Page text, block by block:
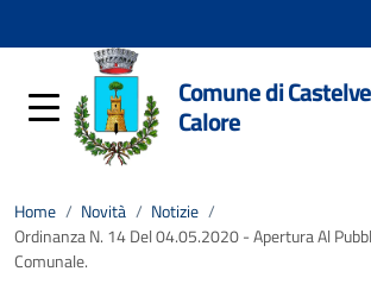
Comune di
Calore
Home / Novità / Notizie /
Ordinanza N. 14 Del 04.05.2020 - Apertura Al
Comunale.